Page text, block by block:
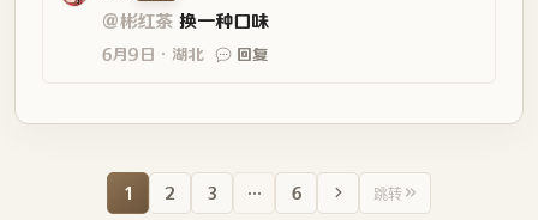
@彬红茶 换一种口味
6月9日 湖北 回复
1 2 3 … 6 跳转